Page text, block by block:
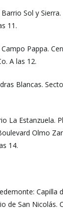
Sol y Sierra.
11.
Campo Pappa.
A las 12.
Blancas.
La Estanzuela.
Olmo
14.
Capilla
de San Nicolás.